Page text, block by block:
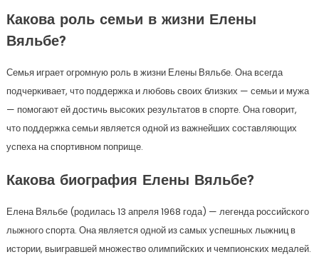
Какова роль семьи в жизни Елены
Вяльбе?
Семья играет огромную роль в жизни Елены Вяльбе. Она всегда
подчеркивает, что поддержка и любовь своих близких — семьи и мужа
— помогают ей достичь высоких результатов в спорте. Она говорит,
что поддержка семьи является одной из важнейших составляющих
успеха на спортивном поприще.
Какова биография Елены Вяльбе?
Елена Вяльбе (родилась 13 апреля 1968 года) — легенда российского
лыжного спорта. Она является одной из самых успешных лыжниц в
истории, выигравшей множество олимпийских и чемпионских медалей.